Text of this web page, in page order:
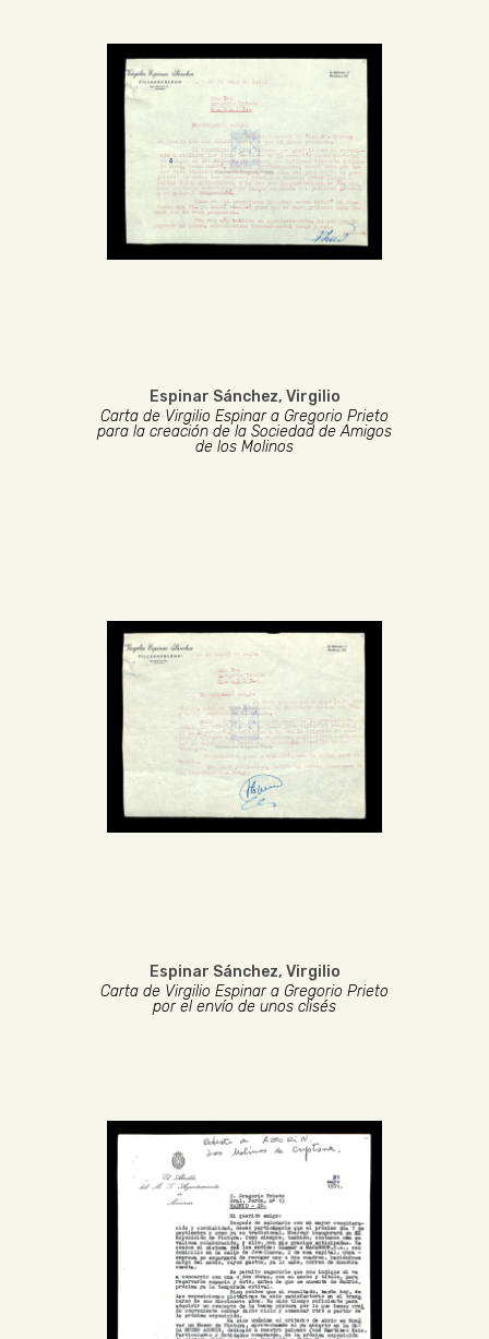
Espinar Sánchez, Virgilio
Carta de Virgilio Espinar a Gregorio Prieto
para la creación de la Sociedad de Amigos
de los Molinos
Espinar Sánchez, Virgilio
Carta de Virgilio Espinar a Gregorio Prieto
por el envío de unos clisés